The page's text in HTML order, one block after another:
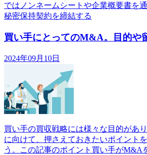
ではノンネームシートや企業概要書を
秘密保持契約を締結する
買い手にとってのM&A。目的や
2024年09月10日
買い手の買収戦略には様々な目的があ
に向けて、押さえておきたいポイント
う。この記事のポイント買い手がM&A